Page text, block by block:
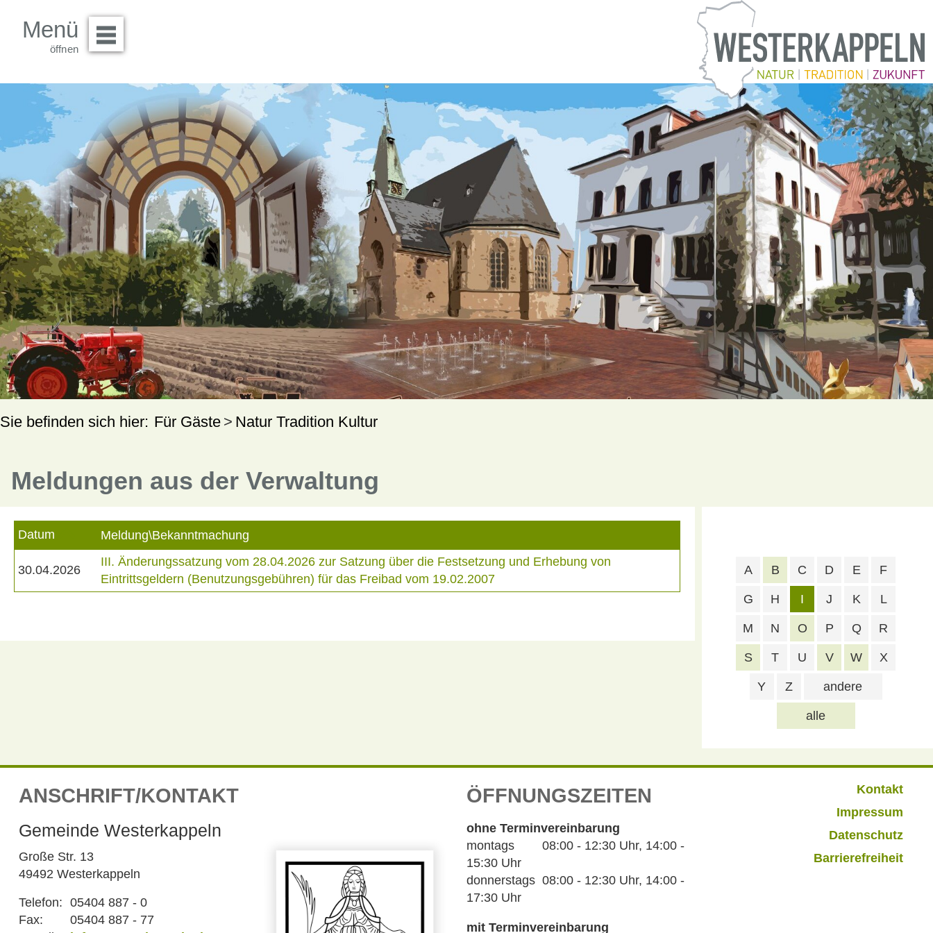
Menü
Für Gäste Natur Tradition Kultur
Meldungen aus der Verwaltung
Datum Meldung\Bekanntmachung
30.04.2026
III. Änderungssatzung vom 28.04.2026 zur Satzung über die Festsetzung und Erhebung von
Eintrittsgeldern (Benutzungsgebühren) für das Freibad vom 19.02.2007
alle
A B C D E F
G H I J K L
M N O P Q R
S T U V W X
Y Z andere
ANSCHRIFT/KONTAKT
Gemeinde Westerkappeln
Große Str. 13
49492 Westerkappeln
Telefon: 05404 887 - 0
Fax:
05404 887 - 77
ÖFFNUNGSZEITEN
ohne Terminvereinbarung
montags 08:00 - 12:30 Uhr, 14:00 -
15:30 Uhr
donnerstags 08:00 - 12:30 Uhr, 14:00 -
17:30 Uhr
mit Terminvereinbarung
Kontakt
Impressum
Datenschutz
Barrierefreiheit